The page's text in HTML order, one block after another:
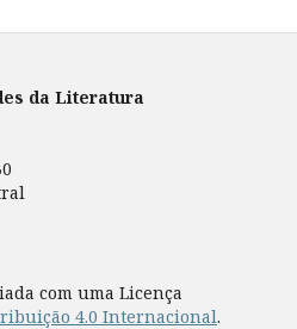
da Literatura
com uma Licença
4.0 Internacional.